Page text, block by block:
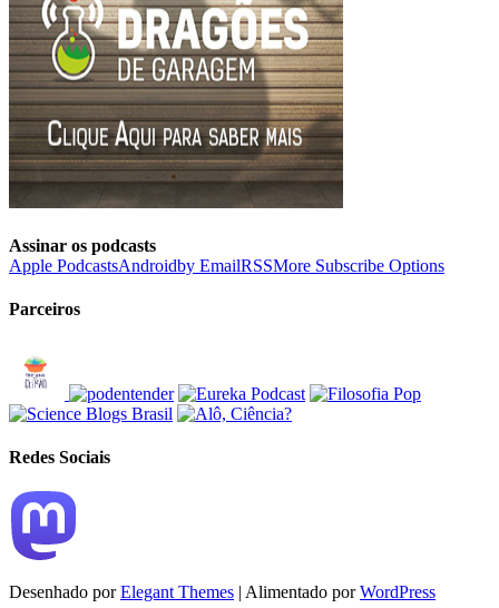
Assinar os podcasts
Apple PodcastsAndroidby EmailRSSMore Subscribe Options
Parceiros
Redes Sociais
Desenhado porElegant Themes | Alimentado porWordPress